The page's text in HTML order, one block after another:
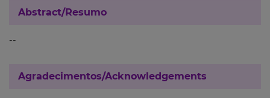
Abstract/Resumo
--
Agradecimentos/Acknowledgements